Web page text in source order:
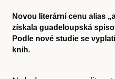
Novou literární cenu alias
získala guadeloupská
Podle nové studie se
knih.